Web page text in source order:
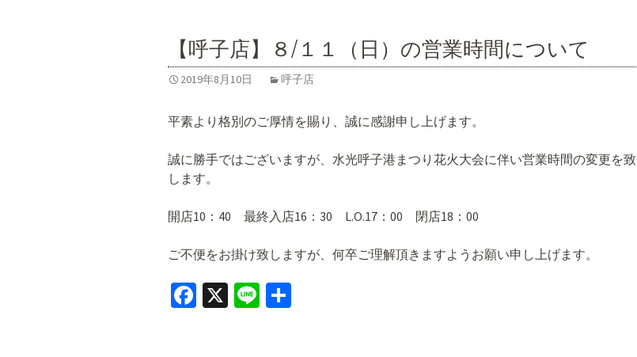
【呼子店】８/１１（日）の営業時間について
2019年8月10日 呼子店
平素より格別のご厚情を賜り、誠に感謝申し上げます。
誠に勝手ではございますが、水光呼子港まつり花火大会に伴い営業時間の変更を致
します。
開店10：40 最終入店16：30 L.O.17：00 閉店18：00
ご不便をお掛け致しますが、何卒ご理解頂きますようお願い申し上げます。
Fa X
Li